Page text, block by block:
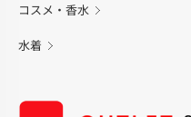
コスメ・香水
水着